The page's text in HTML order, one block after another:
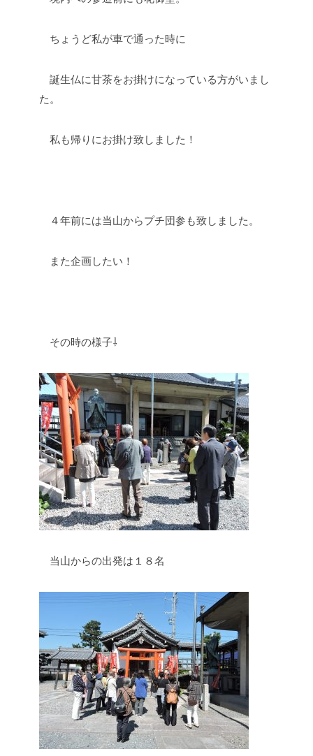
ちょうど私が車で通った時に
誕生仏に甘茶をお掛けになっている方がいまし
た。
私も帰りにお掛け致しました！
４年前には当山からプチ団参も致しました。
また企画したい！
その時の様子⇩
当山からの出発は１８名